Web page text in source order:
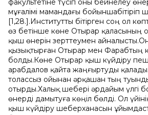
факультетіне түсіп оны бейнелеу
мұғалімі мамандағы бойыншабітіріп
[1,28.].Институтты бітірген соң ол
өз бетінше көне Отырар қаласының
қыш өнерін зерттеумен
қызықтырған Отырар мен Фарабтың
болды.Көне Отырар қыш күйдіру
Қарабдалов қайта жаңғыртуды
толассыз ойынан əрқашан тың
отырды.Халық шебері əрдайым үлгі
өнерді дамытуға көңіл бөлді. Ол
қыш күйдіру шеберханасын